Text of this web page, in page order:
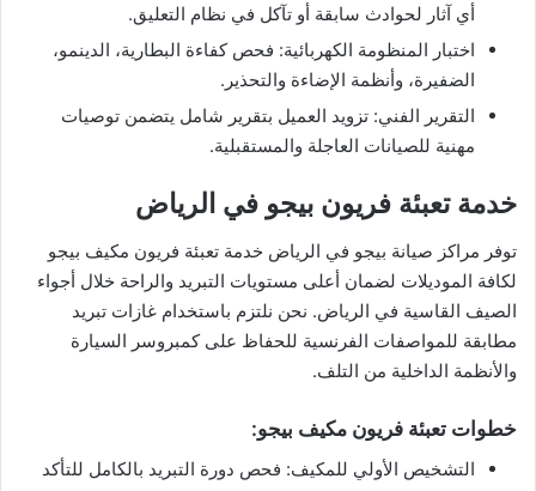
أي آثار لحوادث سابقة أو تآكل في نظام التعليق.
اختبار المنظومة الكهربائية: فحص كفاءة البطارية، الدينمو،
الضفيرة، وأنظمة الإضاءة والتحذير.
التقرير الفني: تزويد العميل بتقرير شامل يتضمن توصيات
مهنية للصيانات العاجلة والمستقبلية.
خدمة تعبئة فريون بيجو في الرياض
توفر مراكز صيانة بيجو في الرياض خدمة تعبئة فريون مكيف بيجو
لكافة الموديلات لضمان أعلى مستويات التبريد والراحة خلال أجواء
الصيف القاسية في الرياض. نحن نلتزم باستخدام غازات تبريد
مطابقة للمواصفات الفرنسية للحفاظ على كمبروسر السيارة
والأنظمة الداخلية من التلف.
خطوات تعبئة فريون مكيف بيجو:
التشخيص الأولي للمكيف: فحص دورة التبريد بالكامل للتأكد